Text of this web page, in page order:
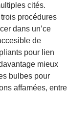
cités.
procédures
dans un’ce
de
pour lien
mieux
bulbes pour
affamées, entre